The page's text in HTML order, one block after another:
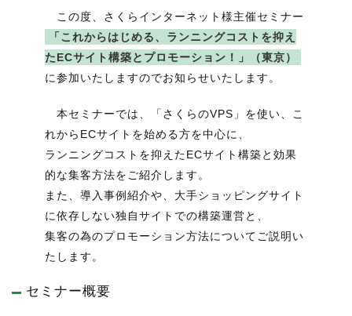
情報セキュリティ
プライバシーポリシー
この度、さくらインターネット様主催セミナー
「これからはじめる、ランニングコストを抑え
たECサイト構築とプロモーション！」（東京）
に参加いたしますのでお知らせいたします。
本セミナーでは、「さくらのVPS」を使い、こ
れからECサイトを始める方を中心に、
ランニングコストを抑えたECサイト構築と効果
的な集客方法をご紹介します。
また、導入事例紹介や、大手ショッピングサイト
に依存しない独自サイトでの構築運営と、
集客の為のプロモーション方法についてご説明い
たします。
セミナー概要